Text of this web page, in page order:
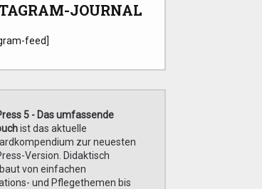
JOURNAL
feed]
5 - Das umfassende
ist das aktuelle
zur neuesten
Version. Didaktisch
von einfachen
und Pflegethemen bis